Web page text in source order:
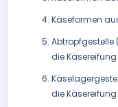
Käseformen
Abtropfgestelle
die Käsereifung
die Käsereifung